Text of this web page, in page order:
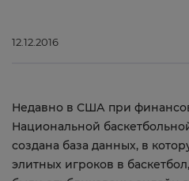
12.12.2016
Недавно в США при
Национальной
создана база данных, в
элитных игроков в